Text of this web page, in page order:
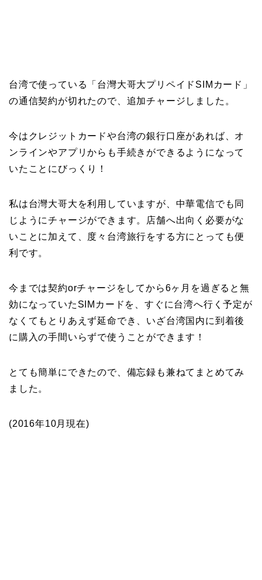
台湾で使っている「台灣大哥大プリペイドSIMカード」
の通信契約が切れたので、追加チャージしました。
今はクレジットカードや台湾の銀行口座があれば、オ
ンラインやアプリからも手続きができるようになって
いたことにびっくり！
私は台灣大哥大を利用していますが、中華電信でも同
じようにチャージができます。店舗へ出向く必要がな
いことに加えて、度々台湾旅行をする方にとっても便
利です。
今までは契約orチャージをしてから6ヶ月を過ぎると無
効になっていたSIMカードを、すぐに台湾へ行く予定が
なくてもとりあえず延命でき、いざ台湾国内に到着後
に購入の手間いらずで使うことができます！
とても簡単にできたので、備忘録も兼ねてまとめてみ
ました。
(2016年10月現在)